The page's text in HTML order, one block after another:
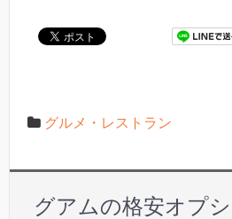
グルメ・レストラン
グアムの格安オプ